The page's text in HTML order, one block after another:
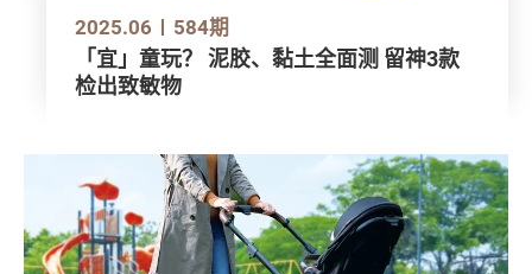
2025.06 584期
「宜」童玩？ 泥胶、黏土全面测 留神3款
检出致敏物